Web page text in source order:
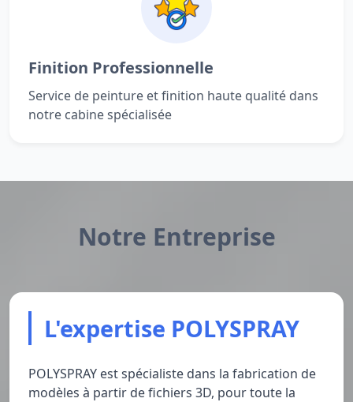
Finition Professionnelle
Service de peinture et finition haute qualité dans
notre cabine spécialisée
Notre Entreprise
L'expertise POLYSPRAY
POLYSPRAY est spécialiste dans la fabrication de
modèles à partir de fichiers 3D, pour toute la